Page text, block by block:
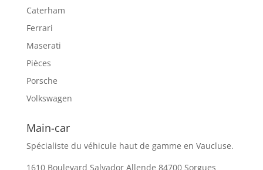
Caterham
Ferrari
Maserati
Pièces
Porsche
Volkswagen
Main-car
Spécialiste du véhicule haut de gamme en Vaucluse.
1610 Boulevard Salvador Allende 84700 Sorgues